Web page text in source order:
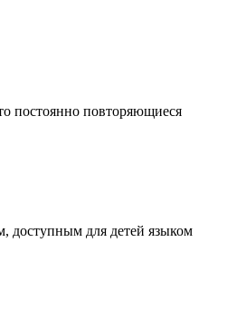
постоянно повторяющиеся
доступным для детей языком